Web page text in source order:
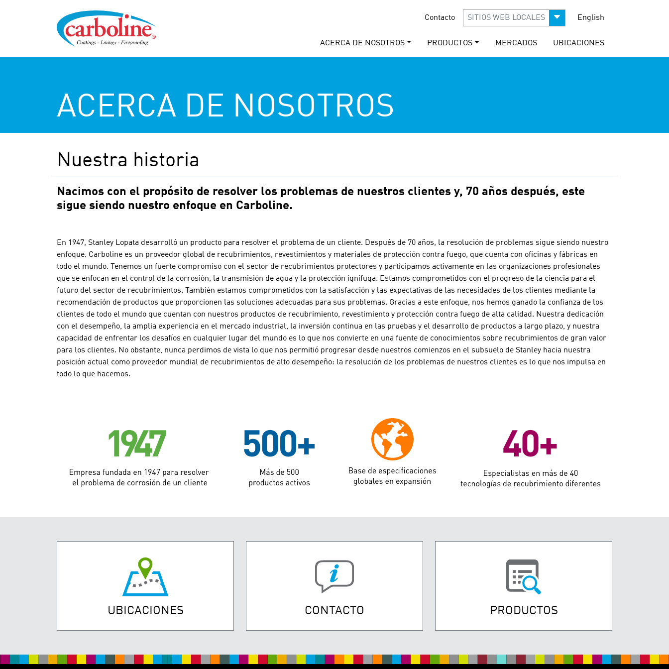
Contacto SITIOS WEB LOCALES English
ACERCA DE NOSOTROS PRODUCTOS MERCADOS UBICACIONES
ACERCA DE NOSOTROS
Nuestra historia
Nacimos con el propósito de resolver los problemas de nuestros clientes y, 70 años después, este
sigue siendo nuestro enfoque en Carboline.
En 1947, Stanley Lopata desarrolló un producto para resolver el problema de un cliente. Después de 70 años, la resolución de problemas sigue siendo nuestro
enfoque. Carboline es un proveedor global de recubrimientos, revestimientos y materiales de protección contra fuego, que cuenta con oficinas y fábricas en
todo el mundo. Tenemos un fuerte compromiso con el sector de recubrimientos protectores y participamos activamente en las organizaciones profesionales
que se enfocan en el control de la corrosión, la transmisión de agua y la protección ignífuga. Estamos comprometidos con el progreso de la ciencia para el
futuro del sector de recubrimientos. También estamos comprometidos con la satisfacción y las expectativas de las necesidades de los clientes mediante la
recomendación de productos que proporcionen las soluciones adecuadas para sus problemas. Gracias a este enfoque, nos hemos ganado la confianza de los
clientes de todo el mundo que cuentan con nuestros productos de recubrimiento, revestimiento y protección contra fuego de alta calidad. Nuestra dedicación
con el desempeño, la amplia experiencia en el mercado industrial, la inversión continua en las pruebas y el desarrollo de productos a largo plazo, y nuestra
capacidad de enfrentar los desafíos en cualquier lugar del mundo es lo que nos convierte en una fuente de conocimientos sobre recubrimientos de gran valor
para los clientes. No obstante, nunca perdimos de vista lo que nos permitió progresar desde nuestros comienzos en el subsuelo de Stanley hacia nuestra
posición actual como proveedor mundial de recubrimientos de alto desempeño: la resolución de los problemas de nuestros clientes es lo que nos impulsa en
todo lo que hacemos.
UBICACIONES CONTACTO PRODUCTOS